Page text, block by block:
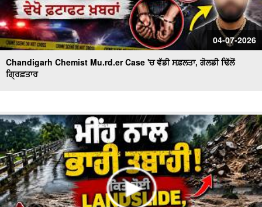
04-07-2026
Chandigarh Chemist Mu.rd.er Case 'ਚ ਵੱਡੀ ਸਫ਼ਲਤਾ, ਗੋਲਡੀ ਢਿੱਲੋਂ
ਗ੍ਰਿਫ਼ਤਾਰ